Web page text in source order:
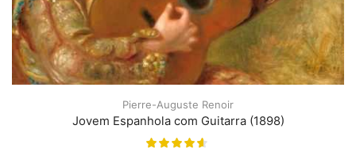
Pierre-Auguste Renoir
Jovem Espanhola com Guitarra (1898)